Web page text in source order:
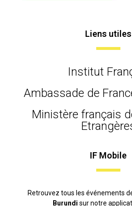
Liens utiles
Institut
Ambassade de
Ministère français
IF Mobile
Retrouvez tous les événements de
Burundi sur notre